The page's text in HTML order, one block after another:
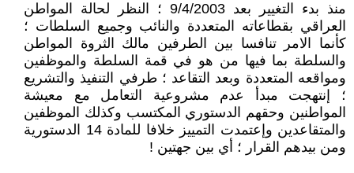
منذ بدء التغيير بعد 9/4/2003 ؛ النظر لحالة المواطن
العراقي بقطاعاته المتعددة والنائب وجميع السلطات ؛
كأنما الامر تنافسا بين الطرفين مالك الثروة المواطن
والسلطة بما فيها من هو في قمة السلطة والموظفين
ومواقعه المتعددة وبعد التقاعد ؛ طرفي التنفيذ والتشريع
؛ إنتهجت مبدأ عدم مشروعية التعامل مع معيشة
المواطنين وحقهم الدستوري المكتسب وكذلك الموظفين
والمتقاعدين وإعتمدت التمييز خلافا للمادة 14 الدستورية
ومن بيدهم القرار ؛ أي بين جهتين !